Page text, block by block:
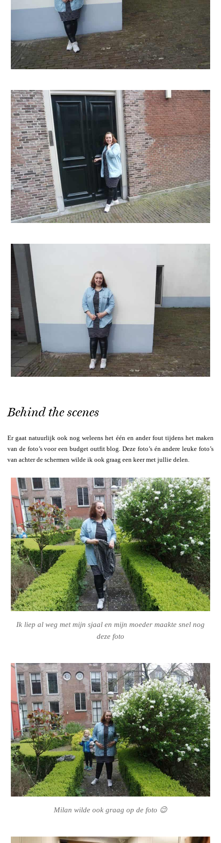
Behind the scenes
Er gaat natuurlijk ook nog weleens het één en ander fout tijdens het maken
van de foto’s voor een budget outfit blog. Deze foto’s én andere leuke foto’s
van achter de schermen wilde ik ook graag een keer met jullie delen.
Ik liep al weg met mijn sjaal en mijn moeder maakte snel nog
deze foto
Milan wilde ook graag op de foto 😉